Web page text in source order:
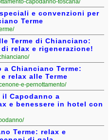
e convenzioni per
Terme
Terme di Chianciano:
relax e rigenerazione!
a Chianciano Terme:
relax alle Terme
e-pernottamento/
Capodanno a
e benessere in hotel con
Terme: relax e